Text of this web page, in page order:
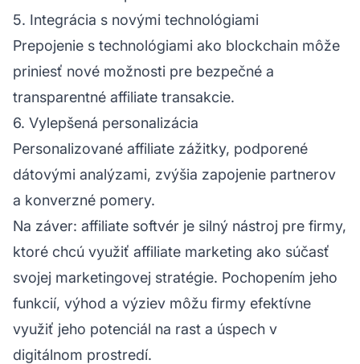
5. Integrácia s novými technológiami
Prepojenie s technológiami ako blockchain môže
priniesť nové možnosti pre bezpečné a
transparentné affiliate transakcie.
6. Vylepšená personalizácia
Personalizované affiliate zážitky, podporené
dátovými analýzami, zvýšia zapojenie partnerov
a konverzné pomery.
Na záver: affiliate softvér je silný nástroj pre firmy,
ktoré chcú využiť affiliate marketing ako súčasť
svojej marketingovej stratégie. Pochopením jeho
funkcií, výhod a výziev môžu firmy efektívne
využiť jeho potenciál na rast a úspech v
digitálnom prostredí.